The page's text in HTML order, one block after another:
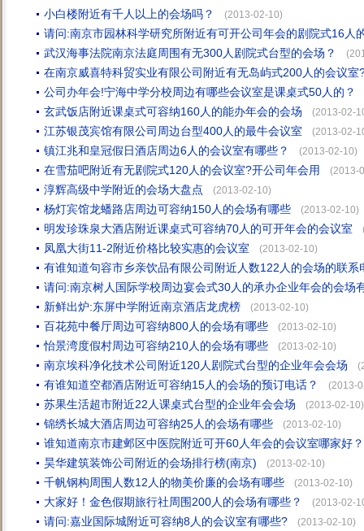
小白楼附近有千人以上的会场吗？ (2013-02-10)
请问:南京市园林科学研究所附近有可开公司年会的剧院式16人
武汉海事法院南京法庭周围有无300人剧院式台型的会场？
在南京威喜特科贸实业有限公司附近有无岛屿式200人的会议室
公司办年会!宁海中学分校周边有哪些会议室是课桌式50人的？
玄武饭店附近课桌式可容纳160人的能办年会的会场
(2013-02-
江苏银茂宾馆有限公司周边台型400人的最牛会议室 (2013-02-
镇江兆和皇冠假日酒店周边6人的会议室有哪些？ (2013-02-10)
在雪茄吧附近有无剧院式120人的会议室?开公司年会用 (2013-
淳辉高级中学附近的会场大盘点 (2013-02-10)
杨灯宾馆龙蟠路店周边可容纳150人的会场有哪些 (2013-02-10)
明发珍珠泉大酒店附近课桌式可容纳70人的可开年会的会议室
凤凰大街11-2附近价格比较实惠的会议室 (2013-02-10)
有谁知道句容市乡亲饮品有限公司附近人数122人的会场的联系
请问:南京树人国际学校周边宴会式30人的承办企业年会的会场
新鲜出炉:东屏中学附近南京酒店龙虎榜
(2013-02-10)
百花苑中餐厅周边可容纳800人的会场有哪些 (2013-02-10)
怡景湾度假村周边可容纳210人的会场有哪些 (2013-02-10)
南京埃科净化技术公司附近120人剧院式台型的企业年会会场
有谁知道空都酒店附近可容纳15人的会场的预订电话？ (2013-
苏果生活超市附近22人课桌式台型的企业年会会场 (2013-02-10)
锦绣长城大酒店周边可容纳25人的会场有哪些 (2013-02-10)
谁知道南京市建邺区中医院附近可开60人年会的会议室哪家好？
昊华建筑装饰公司附近的会场排行榜(南京)
(2013-02-10)
千帆钢构周围人数12人的物美价廉的会场有哪些 (2013-02-10)
大家好！金色假期旅行社周围200人的会场有哪些？ (2013-02-
请问:嘉业国际城附近可容纳8人的会议室有哪些? (2013-02-10)